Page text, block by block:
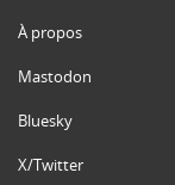
À propos
Mastodon
Bluesky
X/Twitter